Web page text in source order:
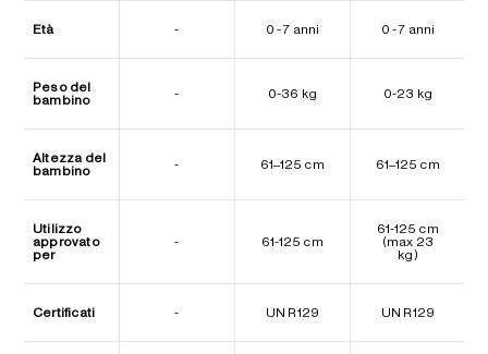
Età - 0 - 7 anni 0 - 7 anni
Peso del
bambino
- 0-36 kg 0-23 kg
Altezza del
bambino
- 61–125 cm 61–125 cm
Utilizzo
approvato
per
- 61-125 cm
61-125 cm
(max 23
kg)
Certificati - UN R129 UN R129